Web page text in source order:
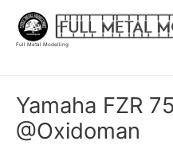
contenido
Full Metal Modelling
Yamaha FZR
@Oxidoman
de
entradas